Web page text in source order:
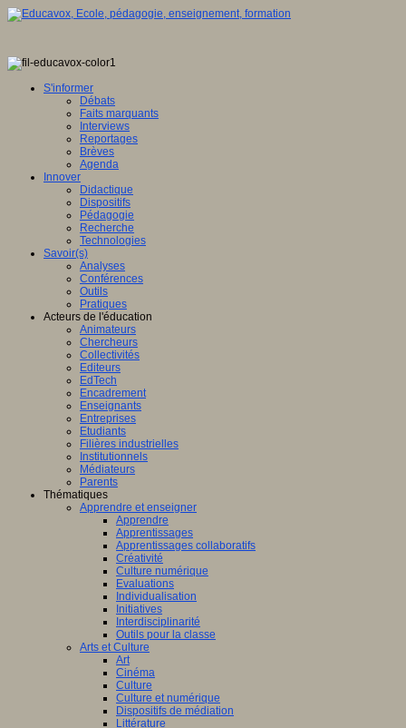
S'informer
Débats
Faits marquants
Interviews
Reportages
Brèves
Agenda
Innover
Didactique
Dispositifs
Pédagogie
Recherche
Technologies
Savoir(s)
Analyses
Conférences
Outils
Pratiques
Acteurs de l'éducation
Animateurs
Chercheurs
Collectivités
Editeurs
EdTech
Encadrement
Enseignants
Entreprises
Etudiants
Filières industrielles
Institutionnels
Médiateurs
Parents
Thématiques
Apprendre et enseigner
Apprendre
Apprentissages
Apprentissages collaboratifs
Créativité
Culture numérique
Evaluations
Individualisation
Initiatives
Interdisciplinarité
Outils pour la classe
Arts et Culture
Art
Cinéma
Culture
Culture et numérique
Dispositifs de médiation
Littérature